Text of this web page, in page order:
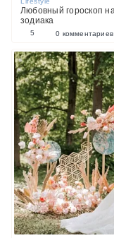
Любовный гороскоп
зодиака
5 0 комментариев